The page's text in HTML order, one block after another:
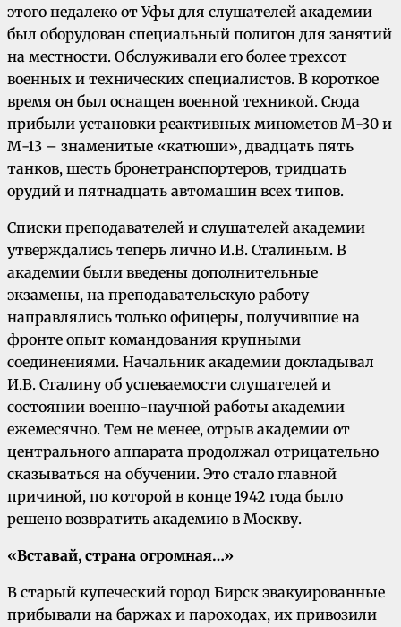
этого недалеко от Уфы для слушателей академии
был оборудован специальный полигон для занятий
на местности. Обслуживали его более трехсот
военных и технических специалистов. В короткое
время он был оснащен военной техникой. Сюда
прибыли установки реактивных минометов М-30 и
М-13 – знаменитые «катюши», двадцать пять
танков, шесть бронетранспортеров, тридцать
орудий и пятнадцать автомашин всех типов.
Списки преподавателей и слушателей академии
утверждались теперь лично И.В. Сталиным. В
академии были введены дополнительные
экзамены, на преподавательскую работу
направлялись только офицеры, получившие на
фронте опыт командования крупными
соединениями. Начальник академии докладывал
И.В. Сталину об успеваемости слушателей и
состоянии военно-научной работы академии
ежемесячно. Тем не менее, отрыв академии от
центрального аппарата продолжал отрицательно
сказываться на обучении. Это стало главной
причиной, по которой в конце 1942 года было
решено возвратить академию в Москву.
«Вставай, страна огромная…»
В старый купеческий город Бирск эвакуированные
прибывали на баржах и пароходах, их привозили